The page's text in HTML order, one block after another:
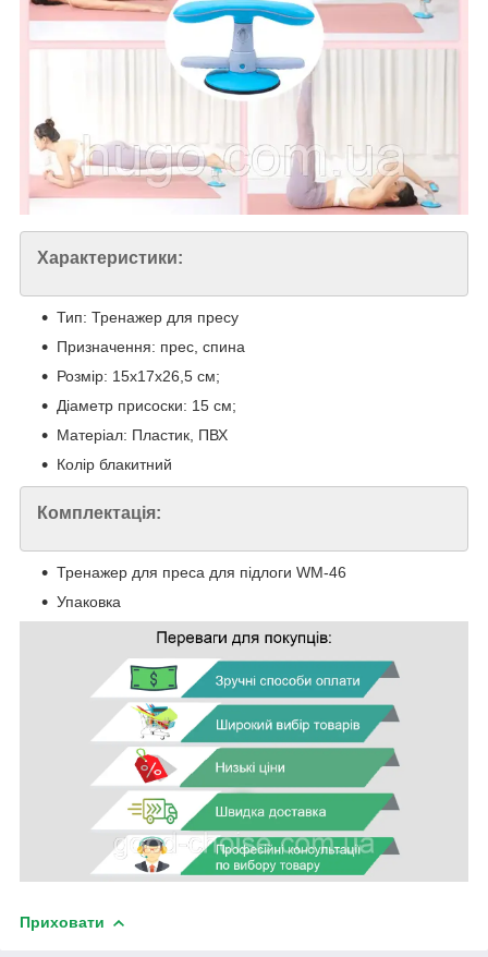
Характеристики:
Тип: Тренажер для пресу
Призначення: прес, спина
Розмір: 15х17х26,5 см;
Діаметр присоски: 15 см;
Матеріал: Пластик, ПВХ
Колір блакитний
Комплектація:
Тренажер для преса для підлоги WM-46
Упаковка
Приховати